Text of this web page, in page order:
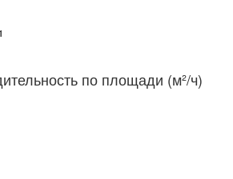
по площади (м²/ч)